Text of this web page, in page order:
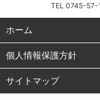
TEL 0745-
ホーム
個人情報保護方針
サイトマップ